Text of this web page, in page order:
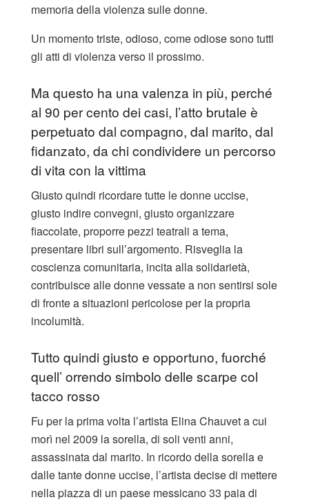
memoria della violenza sulle donne.
Un momento triste, odioso, come odiose sono tutti
gli atti di violenza verso il prossimo.
Ma questo ha una valenza in più, perché
al 90 per cento dei casi, l’atto brutale è
perpetuato dal compagno, dal marito, dal
fidanzato, da chi condividere un percorso
di vita con la vittima
Giusto quindi ricordare tutte le donne uccise,
giusto indire convegni, giusto organizzare
fiaccolate, proporre pezzi teatrali a tema,
presentare libri sull’argomento. Risveglia la
coscienza comunitaria, incita alla solidarietà,
contribuisce alle donne vessate a non sentirsi sole
di fronte a situazioni pericolose per la propria
incolumità.
Tutto quindi giusto e opportuno, fuorché
quell’ orrendo simbolo delle scarpe col
tacco rosso
Fu per la prima volta l’artista Elina Chauvet a cui
morì nel 2009 la sorella, di soli venti anni,
assassinata dal marito. In ricordo della sorella e
dalle tante donne uccise, l’artista decise di mettere
nella piazza di un paese messicano 33 paia di